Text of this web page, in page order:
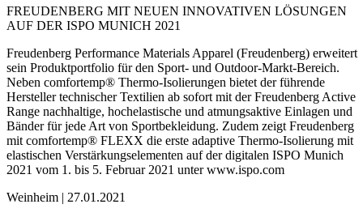
FREUDENBERG MIT NEUEN INNOVATIVEN LÖSUNGEN
AUF DER ISPO MUNICH 2021
Freudenberg Performance Materials Apparel (Freudenberg) erweitert
sein Produktportfolio für den Sport- und Outdoor-Markt-Bereich.
Neben comfortemp® Thermo-Isolierungen bietet der führende
Hersteller technischer Textilien ab sofort mit der Freudenberg Active
Range nachhaltige, hochelastische und atmungsaktive Einlagen und
Bänder für jede Art von Sportbekleidung. Zudem zeigt Freudenberg
mit comfortemp® FLEXX die erste adaptive Thermo-Isolierung mit
elastischen Verstärkungselementen auf der digitalen ISPO Munich
2021 vom 1. bis 5. Februar 2021 unter www.ispo.com
Weinheim | 27.01.2021